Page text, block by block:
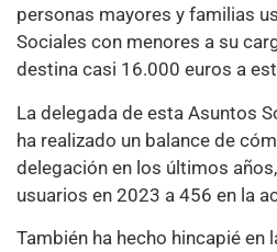
personas mayores y familias
Sociales con menores a su
destina casi 16.000 euros a
La delegada de esta Asuntos
ha realizado un balance de
delegación en los últimos
usuarios en 2023 a 456 en la
También ha hecho hincapié en